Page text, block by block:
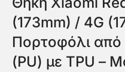
(173mm) / 4G
Πορτοφόλι από
(PU) με TPU –